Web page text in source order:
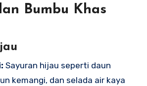
Bumbu Khas
Sayuran hijau seperti daun
kemangi, dan selada air kaya